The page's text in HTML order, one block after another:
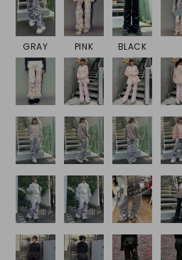
GRAY PINK BLACK